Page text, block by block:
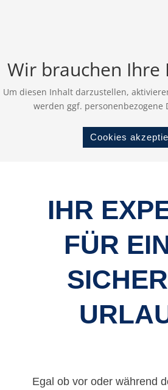
Wir brauchen Ihre
Um diesen Inhalt darzustellen,
werden ggf. personenbezogene
Cookies
IHR
FÜR
Egal ob vor oder während